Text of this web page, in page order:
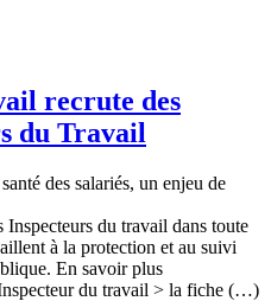
recrute des
du Travail
des salariés, un enjeu de
du travail dans toute
à la protection et au suivi
En savoir plus
du travail > la fiche (…)